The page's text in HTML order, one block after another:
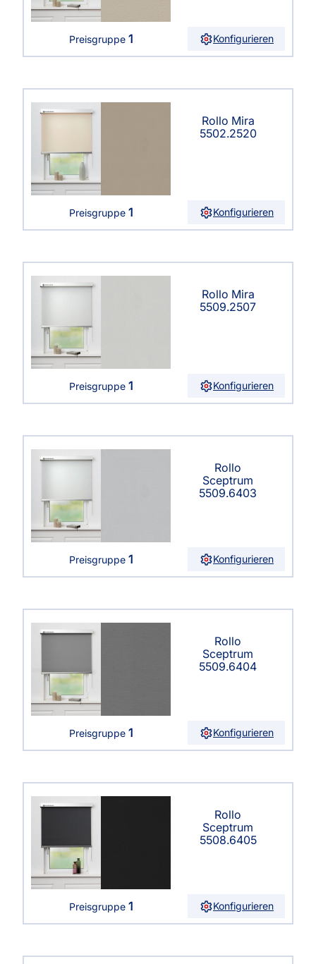
Preisgruppe 1 Konfigurieren
Rollo Mira
5502.2520
Preisgruppe 1 Konfigurieren
Rollo Mira
5509.2507
Preisgruppe 1 Konfigurieren
Rollo
Sceptrum
5509.6403
Preisgruppe 1 Konfigurieren
Rollo
Sceptrum
5509.6404
Preisgruppe 1 Konfigurieren
Rollo
Sceptrum
5508.6405
Preisgruppe 1 Konfigurieren